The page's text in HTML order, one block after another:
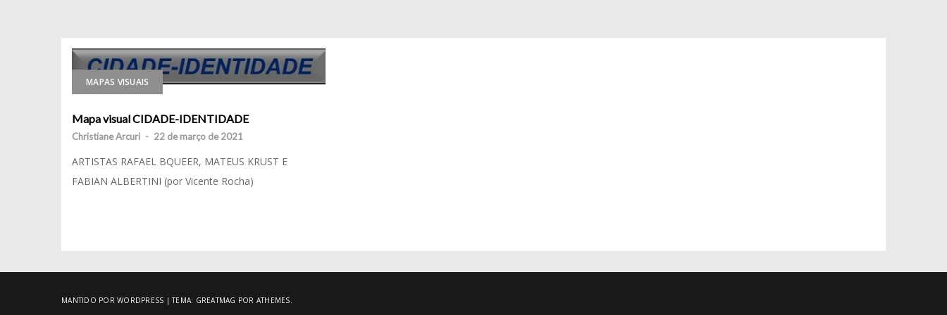
MAPAS VISUAIS
Mapa visual CIDADE-IDENTIDADE
Christiane Arcuri - 22 de março de 2021
ARTISTAS RAFAEL BQUEER, MATEUS KRUST E
FABIAN ALBERTINI (por Vicente Rocha)
MANTIDO POR WORDPRESS |TEMA: GREATMAG POR ATHEMES.